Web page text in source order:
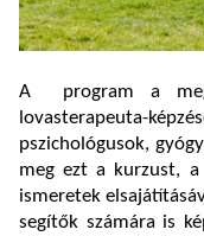
A program a
lovasterapeuta-
pszichológusok,
meg ezt a kurzust, a
ismeretek
segítők számára is